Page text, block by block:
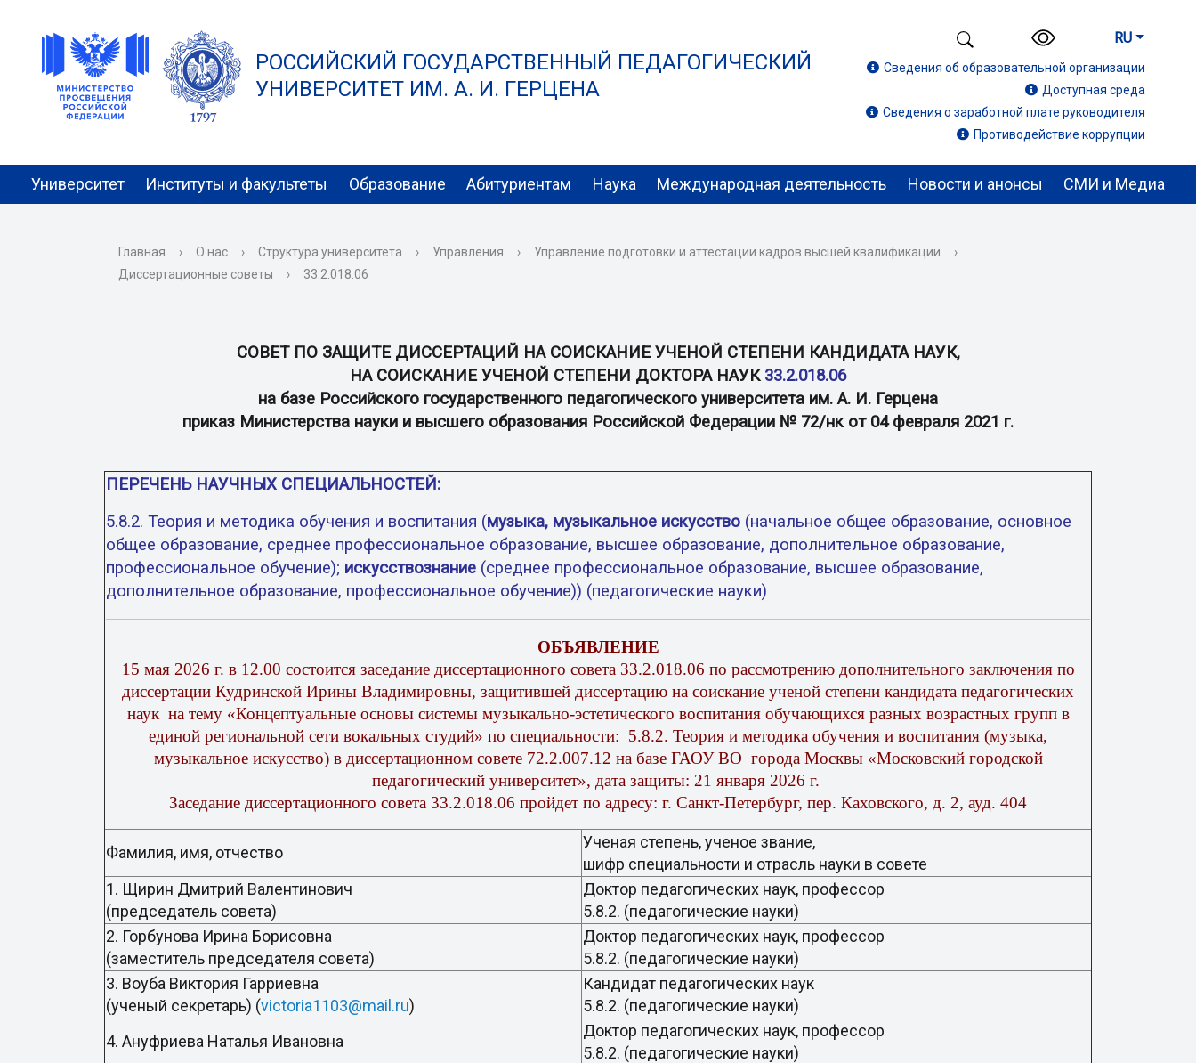
РОССИЙСКИЙ ГОСУДАРСТВЕННЫЙ ПЕДАГОГИЧЕСКИЙ
УНИВЕРСИТЕТ ИМ. А. И. ГЕРЦЕНА
RU
Сведения об образовательной организации
Доступная среда
Сведения о заработной плате руководителя
Противодействие коррупции
Университет Институты и факультеты Образование Абитуриентам Наука Международная деятельность Новости и анонсы СМИ и Медиа
Главная › О нас › Структура университета › Управления › Управление подготовки и аттестации кадров высшей квалификации
›
Диссертационные советы
› 33.2.018.06
СОВЕТ ПО ЗАЩИТЕ ДИССЕРТАЦИЙ НА СОИСКАНИЕ УЧЕНОЙ СТЕПЕНИ КАНДИДАТА НАУК,
НА СОИСКАНИЕ УЧЕНОЙ СТЕПЕНИ ДОКТОРА НАУК 33.2.018.06
на базе Российского государственного педагогического университета им. А. И. Герцена
приказ Министерства науки и высшего образования Российской Федерации № 72/нк от 04 февраля 2021 г.
ПЕРЕЧЕНЬ НАУЧНЫХ СПЕЦИАЛЬНОСТЕЙ:
5.8.2. Теория и методика обучения и воспитания (музыка, музыкальное искусство (начальное общее образование, основное
общее образование, среднее профессиональное образование, высшее образование, дополнительное образование,
профессиональное обучение); искусствознание (среднее профессиональное образование, высшее образование,
дополнительное образование, профессиональное обучение)) (педагогические науки)
ОБЪЯВЛЕНИЕ
15 мая 2026 г. в 12.00 состоится заседание диссертационного совета 33.2.018.06 по рассмотрению дополнительного заключения по
диссертации Кудринской Ирины Владимировны, защитившей диссертацию на соискание ученой степени кандидата педагогических
наукна тему «Концептуальные основы системы музыкально-эстетического воспитания обучающихся разных возрастных групп в
единой региональной сети вокальных студий» по специальности: 5.8.2. Теория и методика обучения и воспитания (музыка,
музыкальное искусство) в диссертационном совете 72.2.007.12 на базе ГАОУ ВО города Москвы «Московский городской
педагогический университет», дата защиты: 21 января 2026 г.
Заседание диссертационного совета 33.2.018.06 пройдет по адресу: г. Санкт-Петербург, пер. Каховского, д. 2, ауд. 404
Фамилия, имя, отчество
Ученая степень, ученое звание,
шифр специальности и отрасль науки в совете
1. Щирин Дмитрий Валентинович
(председатель совета)
Доктор педагогических наук, профессор
5.8.2. (педагогические науки)
2. Горбунова Ирина Борисовна
(заместитель председателя совета)
Доктор педагогических наук, профессор
5.8.2. (педагогические науки)
3. Воуба Виктория Гарриевна
(ученый секретарь) (victoria1103@mail.ru)
Кандидат педагогических наук
5.8.2. (педагогические науки)
4. Ануфриева Наталья Ивановна
Доктор педагогических наук, профессор
5.8.2. (педагогические науки)